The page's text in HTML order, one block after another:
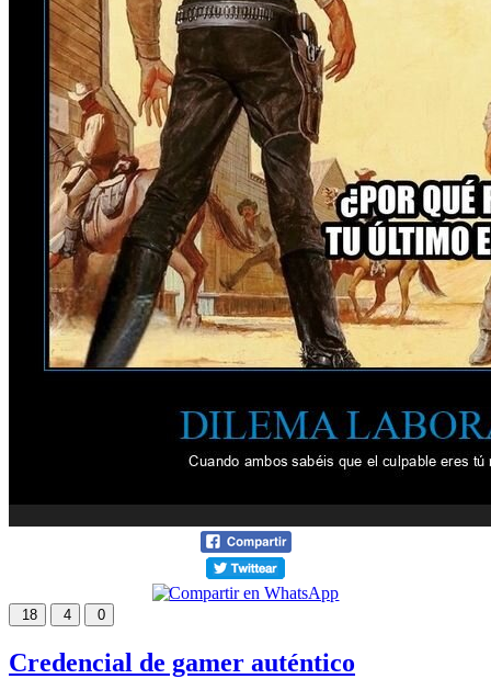
18 4 0
Credencial de gamer auténtico